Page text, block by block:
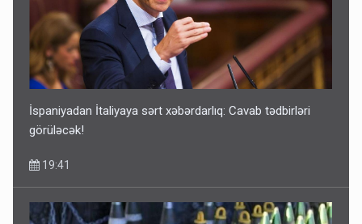
İspaniyadan İtaliyaya sərt xəbərdarlıq: Cavab tədbirləri
görüləcək!
19:41